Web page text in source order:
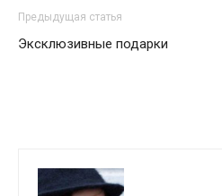
Предыдущая статья
Эксклюзивные подарки